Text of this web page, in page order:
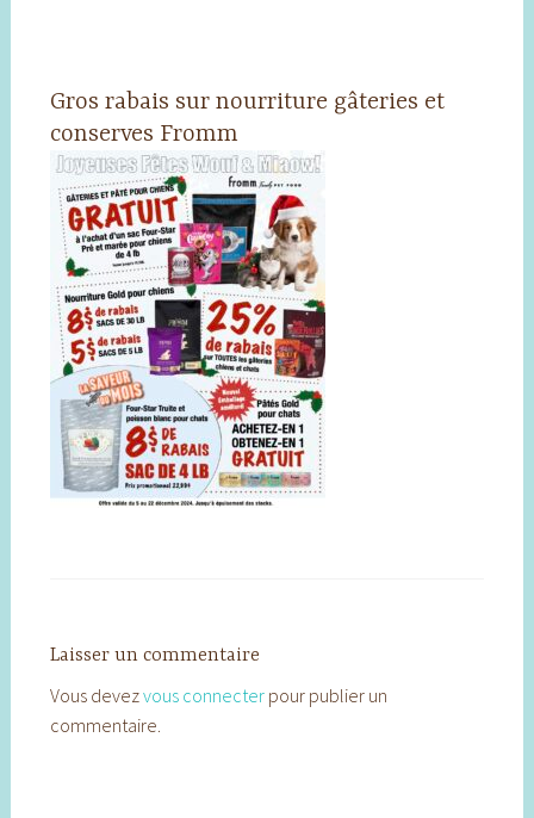
Gros rabais sur nourriture gâteries et
conserves Fromm
Laisser un commentaire
Vous devezvous connecterpour publier un
commentaire.